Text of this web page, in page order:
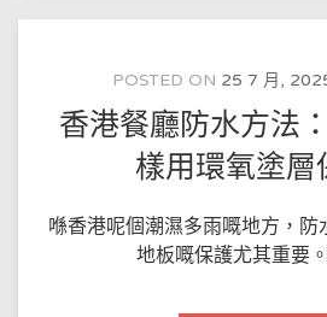
POSTED ON 25 7 月,
香港餐廳防水方法
樣用環氧塗層
喺香港呢個潮濕多雨嘅地方，防
地板嘅保護尤其重要